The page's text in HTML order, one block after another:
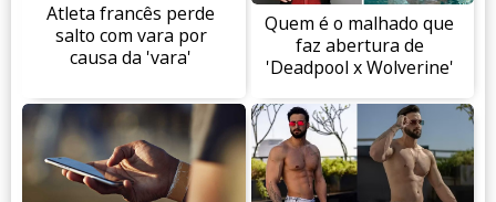
Atleta francês perde
salto com vara por
causa da 'vara'
Quem é o malhado que
faz abertura de
'Deadpool x Wolverine'